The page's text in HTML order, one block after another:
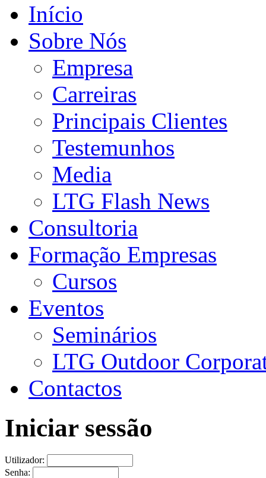
Início
Sobre Nós
Empresa
Carreiras
Principais Clientes
Testemunhos
Media
LTG Flash News
Consultoria
Formação Empresas
Cursos
Eventos
Seminários
LTG Outdoor
Contactos
Iniciar sessão
Utilizador:
Senha: